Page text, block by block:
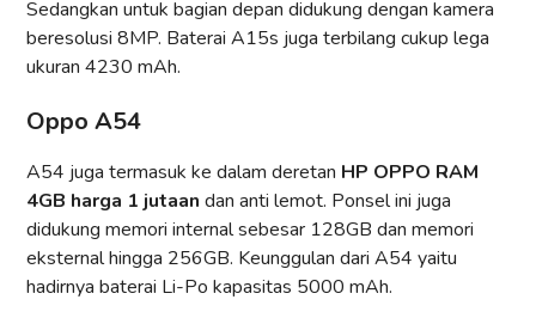
Sedangkan untuk bagian depan didukung dengan kamera
beresolusi 8MP. Baterai A15s juga terbilang cukup lega
ukuran 4230 mAh.
Oppo A54
A54 juga termasuk ke dalam deretan HP OPPO RAM
4GB harga 1 jutaan dan anti lemot. Ponsel ini juga
didukung memori internal sebesar 128GB dan memori
eksternal hingga 256GB. Keunggulan dari A54 yaitu
hadirnya baterai Li-Po kapasitas 5000 mAh.